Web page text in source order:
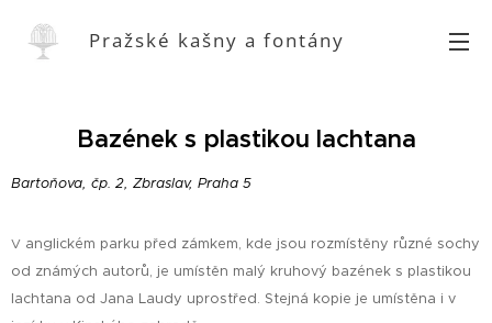
Pražské kašny a fontány
Bazének s plastikou lachtana
Bartoňova, čp. 2, Zbraslav, Praha 5
V anglickém parku před zámkem, kde jsou rozmístěny různé sochy
od známých autorů, je umístěn malý kruhový bazének s plastikou
lachtana od Jana Laudy uprostřed. Stejná kopie je umístěna i v